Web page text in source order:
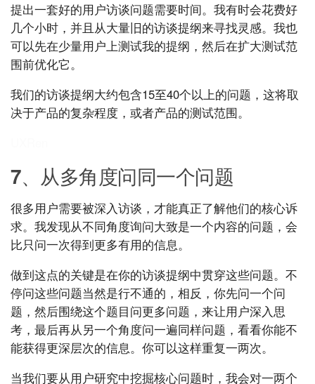
提出一套好的用户访谈问题需要时间。我有时会花费好
几个小时，并且从大量旧的访谈提纲来寻找灵感。我也
可以先在少量用户上测试我的提纲，然后在扩大测试范
围前优化它。
我们的访谈提纲大约包含15至40个以上的问题，这将取
决于产品的复杂程度，或者产品的测试范围。
7、从多角度问同一个问题
很多用户需要被深入访谈，才能真正了解他们的核心诉
求。我发现从不同角度询问大致是一个内容的问题，会
比只问一次得到更多有用的信息。
做到这点的关键是在你的访谈提纲中贯穿这些问题。不
停问这些问题当然是行不通的，相反，你先问一个问
题，然后围绕这个题目问更多问题，来让用户深入思
考，最后再从另一个角度问一遍同样问题，看看你能不
能获得更深层次的信息。你可以这样重复一两次。
当我们要从用户研究中挖掘核心问题时，我会对一两个